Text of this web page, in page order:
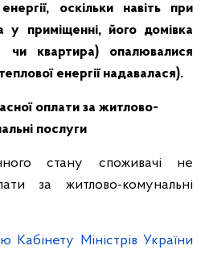
оскільки навіть при
у приміщенні, його домівка
чи квартира) опалювалися
енергії надавалася).
оплати за житлово-
послуги
стану споживачі не
за житлово-комунальні
Кабінету Міністрів України